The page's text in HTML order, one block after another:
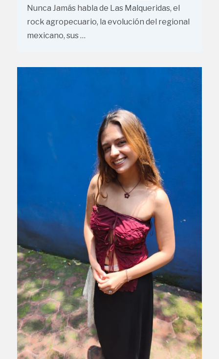
Nunca Jamás habla de Las Malqueridas, el
rock agropecuario, la evolución del regional
mexicano, sus …